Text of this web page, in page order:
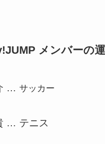
メンバーの
… サッカー
… テニス